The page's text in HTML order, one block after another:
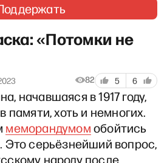
«Потомки не
82 5 6
начавшаяся в 1917 году,
памяти, хоть и немногих.
меморандумомобойтись
Это серьёзнейший вопрос,
народу после